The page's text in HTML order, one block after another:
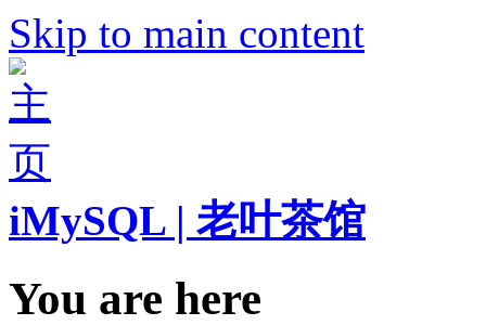
Skip to main content
iMySQL | 老叶茶馆
You are here